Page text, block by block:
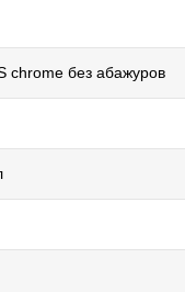
chrome без абажуров